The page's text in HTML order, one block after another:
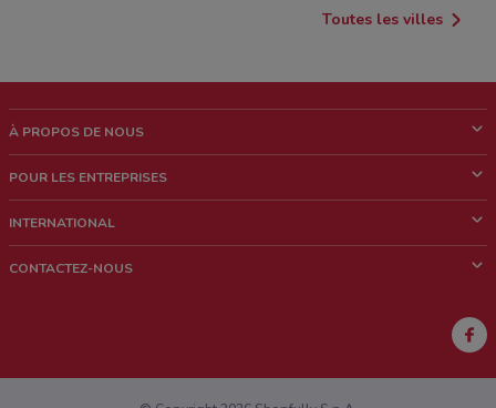
Toutes les villes
À PROPOS DE NOUS
News & Médias
POUR LES ENTREPRISES
Contacts commerciaux et/ou marketing
INTERNATIONAL
CONTACTEZ-NOUS
Vous rencontrez un problème technique sur l’appli ou le site?